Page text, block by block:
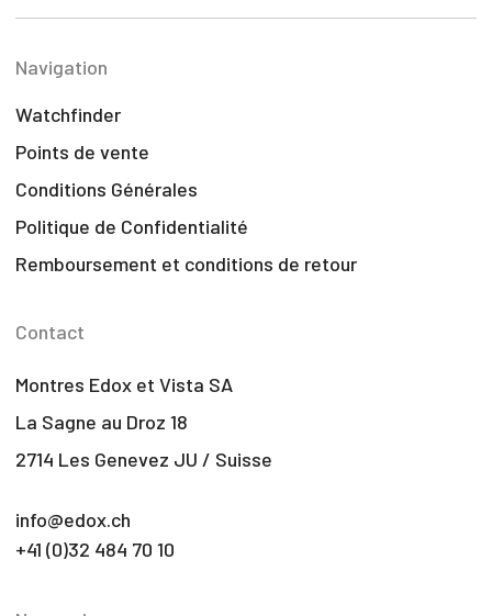
Navigation
Watchfinder
Points de vente
Conditions Générales
Politique de Confidentialité
Remboursement et conditions de retour
Contact
Montres Edox et Vista SA
La Sagne au Droz 18
2714 Les Genevez JU / Suisse
info@edox.ch
+41 (0)32 484 70 10